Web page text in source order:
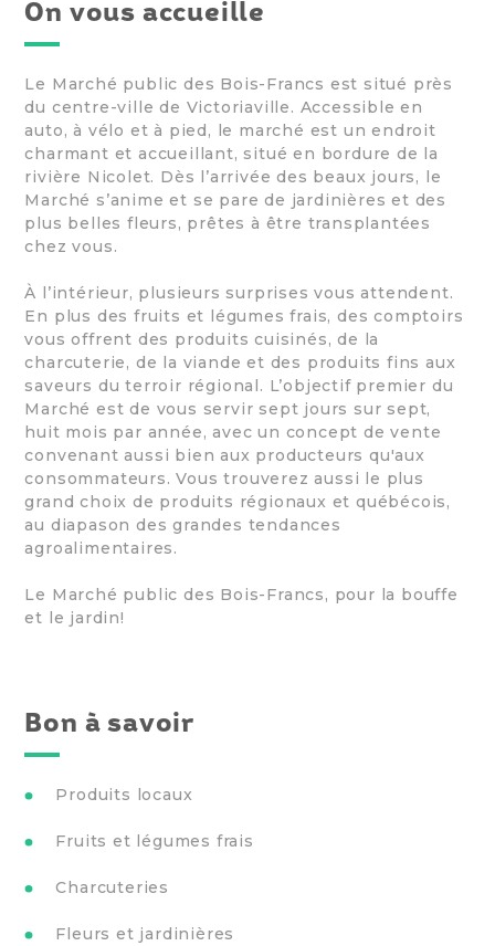
On vous accueille
Le Marché public des Bois-Francs est situé près
du centre-ville de Victoriaville. Accessible en
auto, à vélo et à pied, le marché est un endroit
charmant et accueillant, situé en bordure de la
rivière Nicolet. Dès l’arrivée des beaux jours, le
Marché s’anime et se pare de jardinières et des
plus belles fleurs, prêtes à être transplantées
chez vous.
À l’intérieur, plusieurs surprises vous attendent.
En plus des fruits et légumes frais, des comptoirs
vous offrent des produits cuisinés, de la
charcuterie, de la viande et des produits fins aux
saveurs du terroir régional. L’objectif premier du
Marché est de vous servir sept jours sur sept,
huit mois par année, avec un concept de vente
convenant aussi bien aux producteurs qu'aux
consommateurs. Vous trouverez aussi le plus
grand choix de produits régionaux et québécois,
au diapason des grandes tendances
agroalimentaires.
Le Marché public des Bois-Francs, pour la bouffe
et le jardin!
Bon à savoir
Produits locaux
Fruits et légumes frais
Charcuteries
Fleurs et jardinières